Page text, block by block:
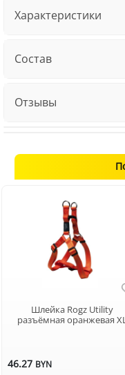
Характеристики
Состав
Отзывы
Шлейка Rogz Utility
разъёмная оранжевая
46.27 BYN